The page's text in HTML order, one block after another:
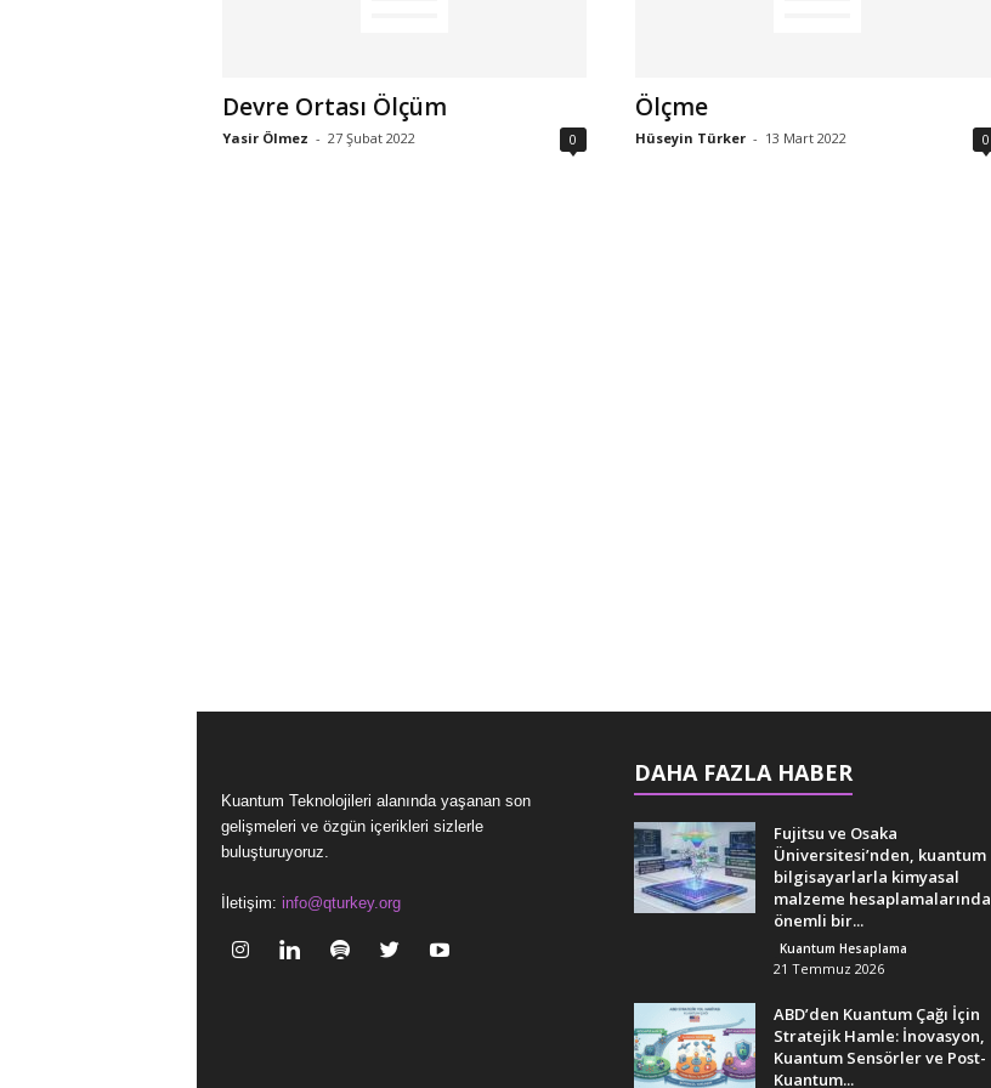
Devre Ortası Ölçüm
Yasir Ölmez - 27 Şubat 2022 0
Ölçme
Hüseyin Türker - 13 Mart 2022 0
Kuantum Teknolojileri alanında yaşanan son
gelişmeleri ve özgün içerikleri sizlerle
buluşturuyoruz.
İletişim: info@qturkey.org
DAHA FAZLA HABER
Fujitsu ve Osaka
Üniversitesi’nden, kuantum
bilgisayarlarla kimyasal
malzeme hesaplamalarında
önemli bir...
Kuantum Hesaplama
21 Temmuz 2026
ABD’den Kuantum Çağı İçin
Stratejik Hamle: İnovasyon,
Kuantum Sensörler ve Post-
Kuantum...